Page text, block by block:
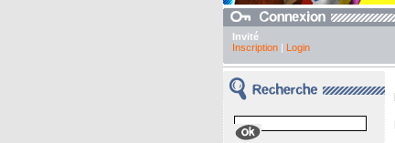
Invité
Inscription| Login